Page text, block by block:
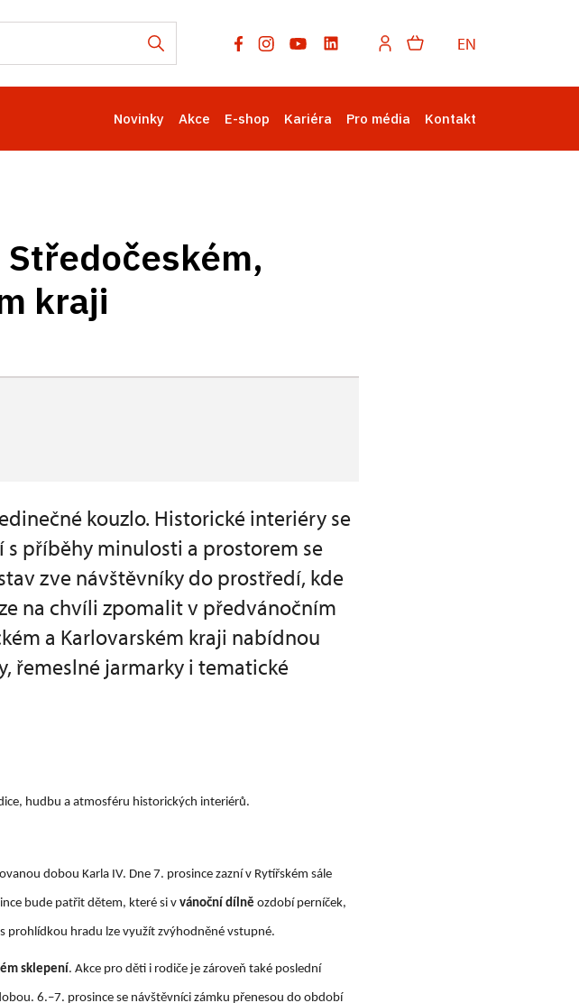
EN
Novinky Akce E-shop Kariéra Pro média Kontakt
kraji
kouzlo. Historické interiéry se
s příběhy minulosti a prostorem se
zve návštěvníky do prostředí, kde
na chvíli zpomalit v předvánočním
a Karlovarském kraji nabídnou
řemeslné jarmarky i tematické
hudbu a atmosféru historických interiérů.
dobou Karla IV. Dne 7. prosince zazní v Rytířském sále
bude patřit dětem, které si vvánoční dílně ozdobí perníček,
prohlídkou hradu lze využít zvýhodněné vstupné.
sklepení. Akce pro děti i rodiče je zároveň také poslední
6.–7. prosince se návštěvníci zámku přenesou do období